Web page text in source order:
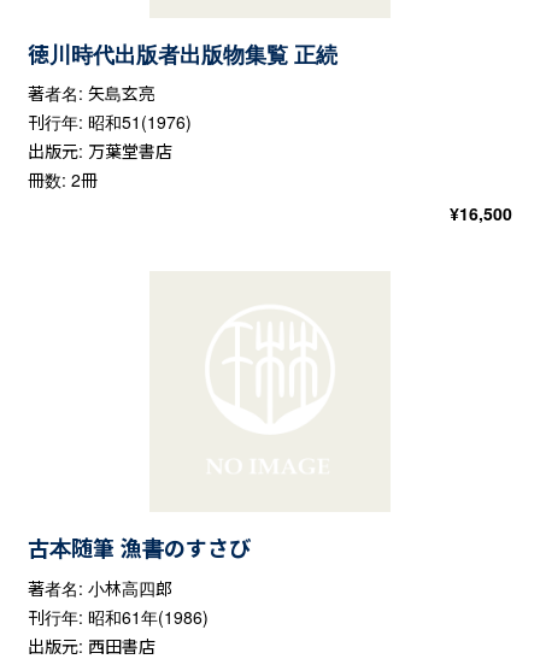
徳川時代出版者出版物集覧 正続
著者名: 矢島玄亮
刊行年: 昭和51(1976)
出版元: 万葉堂書店
冊数: 2冊
¥16,500
古本随筆 漁書のすさび
著者名: 小林高四郎
刊行年: 昭和61年(1986)
出版元: 西田書店